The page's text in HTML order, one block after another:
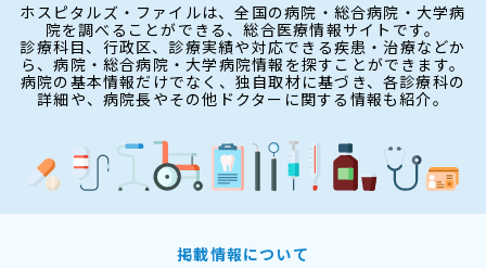
ホスピタルズ・ファイルは、全国の病院・総合病院・大学病
院を調べることができる、総合医療情報サイトです。
診療科目、行政区、診療実績や対応できる疾患・治療などか
ら、病院・総合病院・大学病院情報を探すことができます。
病院の基本情報だけでなく、独自取材に基づき、各診療科の
詳細や、病院長やその他ドクターに関する情報も紹介。
掲載情報について